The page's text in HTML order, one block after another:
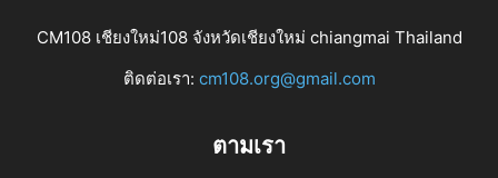
CM108 เชียงใหม่108 จังหวัดเชียงใหม่ chiangmai Thailand
ติดต่อเรา: cm108.org@gmail.com
ตามเรา